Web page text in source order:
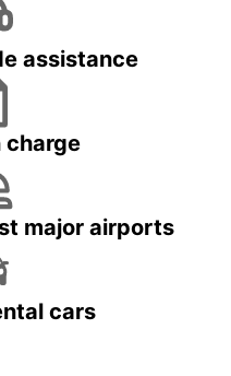
assistance
charge
major airports
cars